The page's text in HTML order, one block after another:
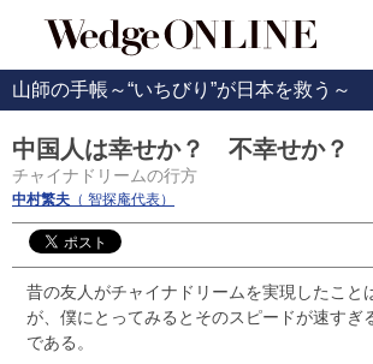
山師の手帳～“いちびり”が日本を救う～
中国人は幸せか？ 不幸せか？
チャイナドリームの行方
中村繁夫 （ 智探庵代表）
昔の友人がチャイナドリームを実現したこと
が、僕にとってみるとそのスピードが速すぎ
である。